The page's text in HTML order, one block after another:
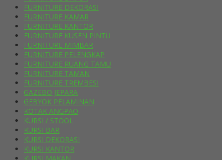
FURNITURE DEKORASI
FURNITURE KAMAR
FURNITURE KANTOR
FURNITURE KUSEN PINTU
FURNITURE MIMBAR
FURNITURE PELENGKAP
FURNITURE RUANG TAMU
FURNITURE TAMAN
FURNITURE TREMBESI
GAZEBO JEPARA
GEBYOK PELAMINAN
KOTAK ANGPAO
KURSI / STOOL
KURSI BAR
KURSI DEKORASI
KURSI KANTOR